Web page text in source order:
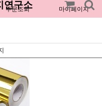
주문조회 마이페이지
연구소